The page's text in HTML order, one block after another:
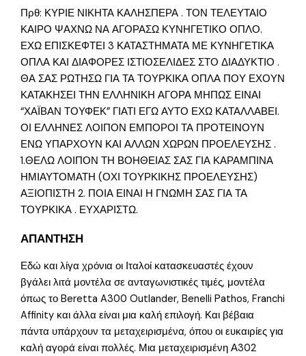
Πρθ: ΚΥΡΙΕ ΝΙΚΗΤΑ ΚΑΛΗΣΠΕΡΑ . ΤΟΝ ΤΕΛΕΥΤΑΙΟ
ΚΑΙΡΟ ΨΑΧΝΩ ΝΑ ΑΓΟΡΑΣΩ ΚΥΝΗΓΕΤΙΚΟ ΟΠΛΟ.
ΕΧΩ ΕΠΙΣΚΕΦΤΕΙ 3 ΚΑΤΑΣΤΗΜΑΤΑ ΜΕ ΚΥΝΗΓΕΤΙΚΑ
ΟΠΛΑ ΚΑΙ ΔΙΑΦΟΡΕΣ ΙΣΤΙΟΣΕΛΙΔΕΣ ΣΤΟ ΔΙΑΔΥΚΤΙΟ .
ΘΑ ΣΑΣ ΡΩΤΗΣΩ ΓΙΑ ΤΑ ΤΟΥΡΚΙΚΑ ΟΠΛΑ ΠΟΥ ΕΧΟΥΝ
ΚΑΤΑΚΗΣΕΙ ΤΗΝ ΕΛΛΗΝΙΚΗ ΑΓΟΡΑ ΜΗΠΩΣ ΕΙΝΑΙ
“ΧΑΪΒΑΝ ΤΟΥΦΕΚ” ΓΙΑΤΙ ΕΓΩ ΑΥΤΟ ΕΧΩ ΚΑΤΑΛΛΑΒΕΙ.
ΟΙ ΕΛΛΗΝΕΣ ΛΟΙΠΟΝ ΕΜΠΟΡΟΙ ΤΑ ΠΡΟΤΕΙΝΟΥΝ
ΕΝΩ ΥΠΑΡΧΟΥΝ ΚΑΙ ΑΛΛΩΝ ΧΩΡΩΝ ΠΡΟΕΛΕΥΣΗΣ .
1.ΘΕΛΩ ΛΟΙΠΟΝ ΤΗ ΒΟΗΘΕΙΑΣ ΣΑΣ ΓΙΑ ΚΑΡΑΜΠΙΝΑ
ΗΜΙΑΥΤΟΜΑΤΗ (ΟΧΙ ΤΟΥΡΚΙΚΗΣ ΠΡΟΕΛΕΥΣΗΣ)
ΑΞΙΟΠΙΣΤΗ 2. ΠΟΙΑ ΕΙΝΑΙ Η ΓΝΩΜΗ ΣΑΣ ΓΙΑ ΤΑ
ΤΟΥΡΚΙΚΑ . ΕΥΧΑΡΙΣΤΩ.
ΑΠΑΝΤΗΣΗ
Εδώ και λίγα χρόνια οι Ιταλοί κατασκευαστές έχουν
βγάλει λιτά μοντέλα σε ανταγωνιστικές τιμές, μοντέλα
όπως το Beretta A300 Outlander, Benelli Pathos, Franchi
Affinity και άλλα είναι μια καλή επιλογή. Και βέβαια
πάντα υπάρχουν τα μεταχειρισμένα, όπου οι ευκαιρίες για
καλή αγορά είναι πολλές. Μια μεταχειρισμένη Α302